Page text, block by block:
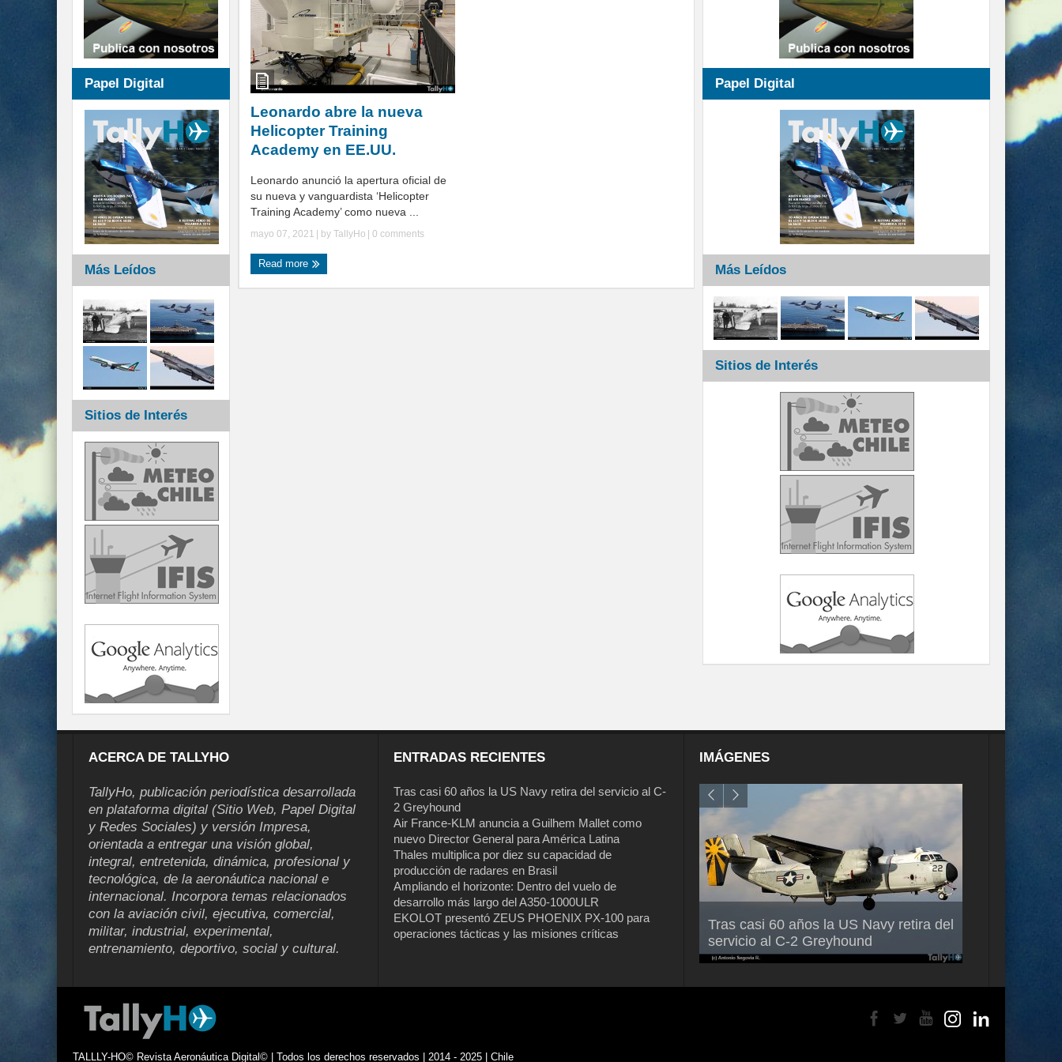
Leonardo abre la nueva
Helicopter Training
Academy en EE.UU.
Leonardo anunció la apertura oficial de
su nueva y vanguardista ‘Helicopter
Training Academy’ como nueva ...
mayo 07, 2021 | by TallyHo 0 comments
Read more
Papel Digital
Más Leídos
Sitios de Interés
Papel Digital
Más Leídos
Sitios de Interés
ACERCA DE TALLYHO
TallyHo, publicación periodística desarrollada
en plataforma digital (Sitio Web, Papel Digital
y Redes Sociales) y versión Impresa,
orientada a entregar una visión global,
integral, entretenida, dinámica, profesional y
tecnológica, de la aeronáutica nacional e
internacional. Incorpora temas relacionados
con la aviación civil, ejecutiva, comercial,
militar, industrial, experimental,
entrenamiento, deportivo, social y cultural.
ENTRADAS RECIENTES
Tras casi 60 años la US Navy retira del servicio al C-
2 Greyhound
Air France-KLM anuncia a Guilhem Mallet como
nuevo Director General para América Latina
Thales multiplica por diez su capacidad de
producción de radares en Brasil
Ampliando el horizonte: Dentro del vuelo de
desarrollo más largo del A350-1000ULR
EKOLOT presentó ZEUS PHOENIX PX-100 para
operaciones tácticas y las misiones críticas
IMÁGENES
Tras casi 60 años la US Navy retira del
servicio al C-2 Greyhound
Air France-KLM anuncia a Guilhem
Mallet como nuevo Director General
para América Latina
TALLLY-HO© Revista Aeronáutica Digital© | Todos los derechos reservados | 2014 - 2025 | Chile